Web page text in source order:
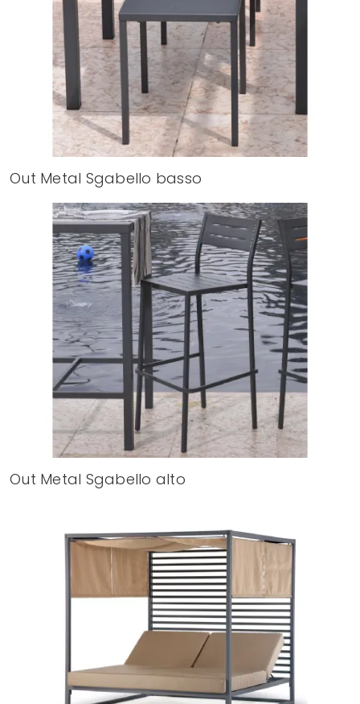
Out Metal Sgabello basso
Out Metal Sgabello alto